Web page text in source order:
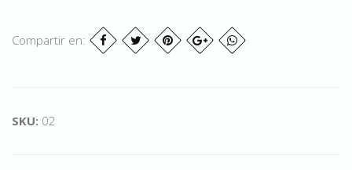
Compartir en:
SKU: 02